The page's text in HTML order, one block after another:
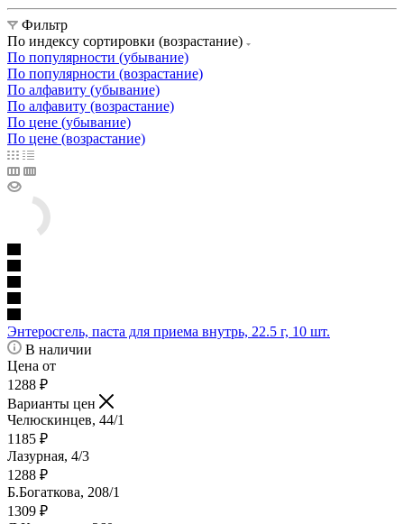
Фильтр
По индексу сортировки (возрастание)
По популярности (убывание)
По популярности (возрастание)
По алфавиту (убывание)
По алфавиту (возрастание)
По цене (убывание)
По цене (возрастание)
Энтеросгель, паста для приема внутрь, 22.5 г, 10 шт.
В наличии
Цена от
1288 ₽
Варианты цен
Челюскинцев, 44/1
1185 ₽
Лазурная, 4/3
1288 ₽
Б.Богаткова, 208/1
1309 ₽